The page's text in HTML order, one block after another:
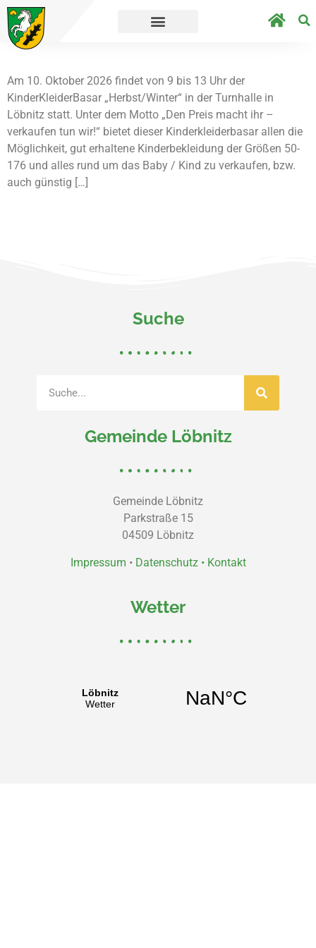
geht´s direkt zur Umfrage.
Am 10. Oktober 2026 findet von 9 bis 13 Uhr der
KinderKleiderBasar „Herbst/Winter“ in der Turnhalle in
Löbnitz statt. Unter dem Motto „Den Preis macht ihr –
verkaufen tun wir!“ bietet dieser Kinderkleiderbasar allen die
Möglichkeit, gut erhaltene Kinderbekleidung der Größen 50-
176 und alles rund um das Baby / Kind zu verkaufen, bzw.
auch günstig […]
Suche
Gemeinde Löbnitz
Gemeinde Löbnitz
Parkstraße 15
04509 Löbnitz
Impressum • Datenschutz • Kontakt
Wetter